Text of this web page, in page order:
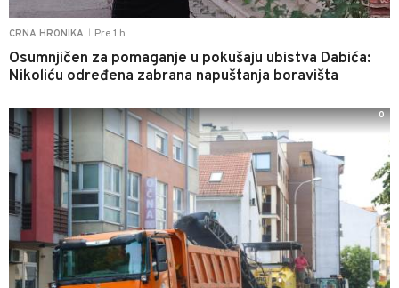
CRNA HRONIKA Pre 1 h
Osumnjičen za pomaganje u pokušaju ubistva Dabića:
Nikoliću određena zabrana napuštanja boravišta
0